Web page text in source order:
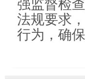
强监督检
法规要求
行为，确